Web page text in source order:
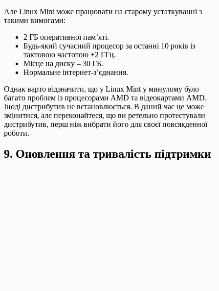
Але Linux Mint може працювати на старому устаткуванні з
такими вимогами:
2 ГБ оперативної пам’яті.
Будь-який сучасний процесор за останні 10 років із
тактовою частотою +2 ГГц.
Місце на диску – 30 ГБ.
Нормальне інтернет-з’єднання.
Однак варто відзначити, що у Linux Mint у минулому було
багато проблем із процесорами AMD та відеокартами AMD.
Іноді дистрибутив не встановлюється. В даний час це може
змінитися, але переконайтеся, що ви ретельно протестували
дистрибутив, перш ніж вибрати його для своєї повсякденної
роботи.
9. Оновлення та тривалість підтримки